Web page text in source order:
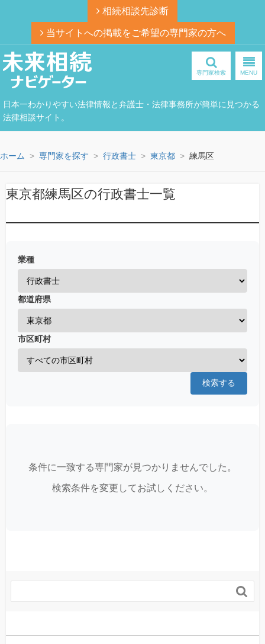
相続相談先診断
当サイトへの掲載をご希望の専門家の方へ
日本一わかりやすい法律情報と弁護士・法律事務所が簡単に見つかる
法律相談サイト。
専門家検索 MENU
ホーム 専門家を探す 行政書士 東京都 練馬区
東京都練馬区の行政書士一覧
業種
都道府県
市区町村
検索する
条件に一致する専門家が見つかりませんでした。
検索条件を変更してお試しください。
